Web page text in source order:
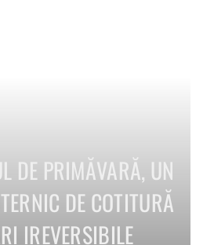
DE PRIMĂVARĂ, UN
DE COTITURĂ
IREVERSIBILE